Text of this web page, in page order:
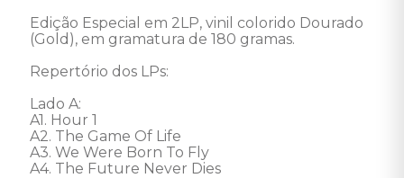
Edição Especial em 2LP, vinil colorido Dourado
(Gold), em gramatura de 180 gramas.
Repertório dos LPs:
Lado A:
A1. Hour 1
A2. The Game Of Life
A3. We Were Born To Fly
A4. The Future Never Dies